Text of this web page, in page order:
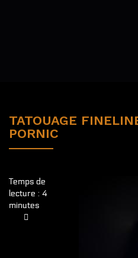
TATOUAGE
PORNIC
Temps de
lecture : 4
minutes